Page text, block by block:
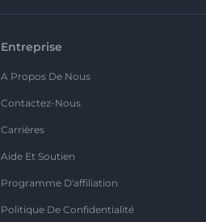
Entreprise
A Propos De Nous
Contactez-Nous
Carrières
Aide Et Soutien
Programme D'affiliation
Politique De Confidentialité